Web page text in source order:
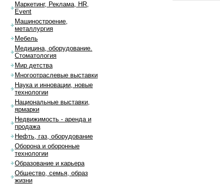
Маркетинг, Реклама, HR,
Event
Машиностроение,
металлургия
Мебель
Медицина, оборудование.
Стоматология
Мир детства
Многоотраслевые выставки
Наука и инновации, новые
технологии
Национальные выставки,
ярмарки
Недвижимость - аренда и
продажа
Нефть, газ, оборудование
Оборона и оборонные
технологии
Образование и карьера
Общество, семья, образ
жизни